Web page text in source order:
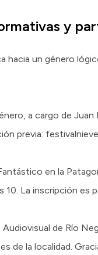
y
hacia un género
a cargo de
previa:
en la
10. La inscripción es
de Río
de la localidad.